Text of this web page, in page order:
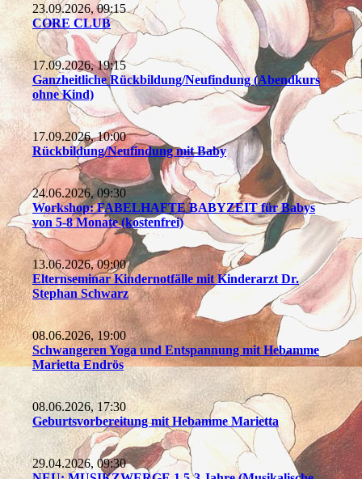
23.09.2026, 09:15
CORE CLUB
17.09.2026, 19:15
Ganzheitliche Rückbildung/Neufindung (Abendkurs
ohne Kind)
17.09.2026, 10:00
Rückbildung/Neufindung mit Baby
24.06.2026, 09:30
Workshop: FABELHAFTE BABYZEIT für Babys
von 5-8 Monate (kostenfrei)
13.06.2026, 09:00
Elternseminar Kindernotfälle mit Kinderarzt Dr.
Stephan Schwarz
08.06.2026, 19:00
Schwangeren Yoga und Entspannung mit Hebamme
Marietta Endrös
08.06.2026, 17:30
Geburtsvorbereitung mit Hebamme Marietta
29.04.2026, 09:30